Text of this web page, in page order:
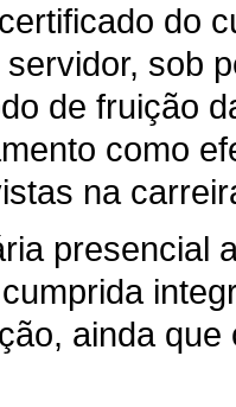
do
sob
de fruição
como
na
presencial
ainda